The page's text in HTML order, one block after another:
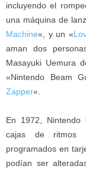
incluyendo el
una máquina de
Machine«, y un «
aman dos
Masayuki Uemura
«Nintendo Beam
Zapper«.
En 1972,
cajas de ritmos
programados en
podían ser